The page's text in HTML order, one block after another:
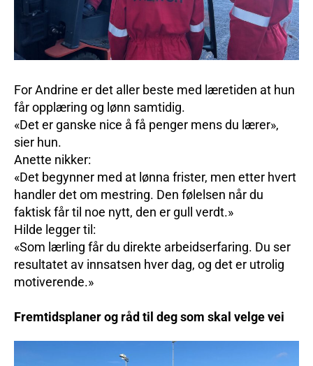
For Andrine er det aller beste med læretiden at hun
får opplæring og lønn samtidig.
«Det er ganske nice å få penger mens du lærer»,
sier hun.
Anette nikker:
«Det begynner med at lønna frister, men etter hvert
handler det om mestring. Den følelsen når du
faktisk får til noe nytt, den er gull verdt.»
Hilde legger til:
«Som lærling får du direkte arbeidserfaring. Du ser
resultatet av innsatsen hver dag, og det er utrolig
motiverende.»
Fremtidsplaner og råd til deg som skal velge vei